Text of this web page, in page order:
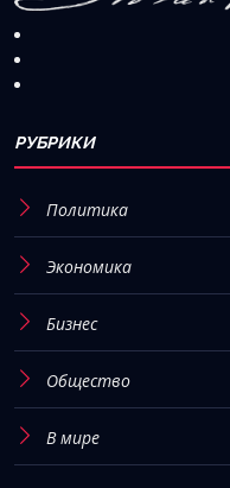
РУБРИКИ
Политика
Экономика
Бизнес
Общество
В мире